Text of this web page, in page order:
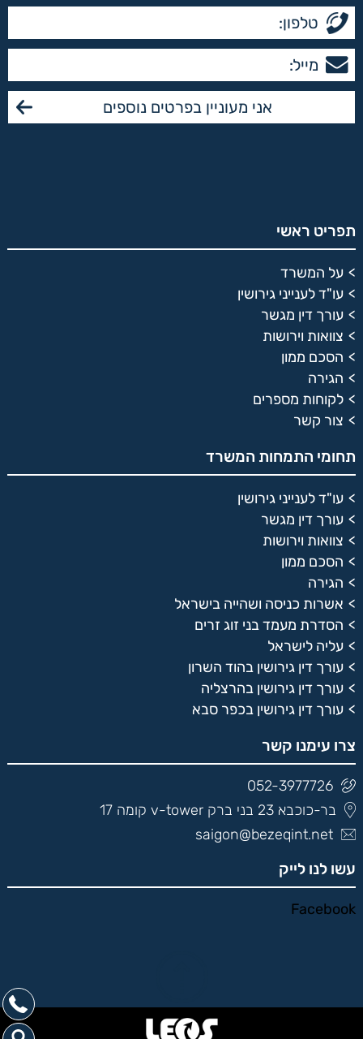
תפריט ראשי
על המשרד
עו"ד לענייני גירושין
עורך דין מגשר
צוואות וירושות
הסכם ממון
הגירה
לקוחות מספרים
צור קשר
תחומי התמחות המשרד
עו"ד לענייני גירושין
עורך דין מגשר
צוואות וירושות
הסכם ממון
הגירה
אשרות כניסה ושהייה בישראל
הסדרת מעמד בני זוג זרים
עליה לישראל
עורך דין גירושין בהוד השרון
עורך דין גירושין בהרצליה
עורך דין גירושין בכפר סבא
צרו עימנו קשר
052-3977726
בר-כוכבא 23 בני ברק v-tower קומה 17
saigon@bezeqint.net
עשו לנו לייק
Facebook